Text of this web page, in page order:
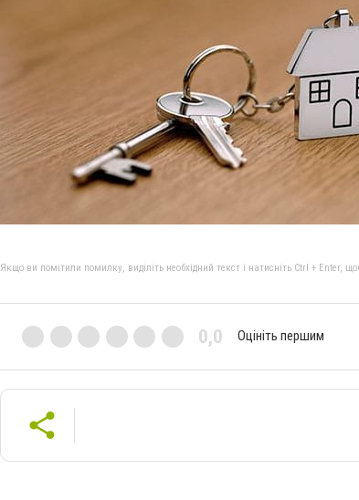
Якщо ви помітили помилку, виділіть необхідний текст і натисніть Ctrl + Enter,
0,0 Оцініть першим